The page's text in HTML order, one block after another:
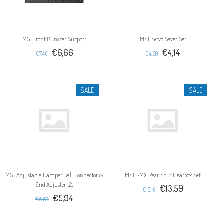
MST Front Bumper Support
€7,40 €6,66
MST Servo Saver Set
€4,60 €4,14
SALE
MST Adjustable Damper Ball Connector &
End Adjuster (2)
€6,60 €5,94
SALE
MST RMX Rear Spur Gearbox Set
€15,10 €13,59